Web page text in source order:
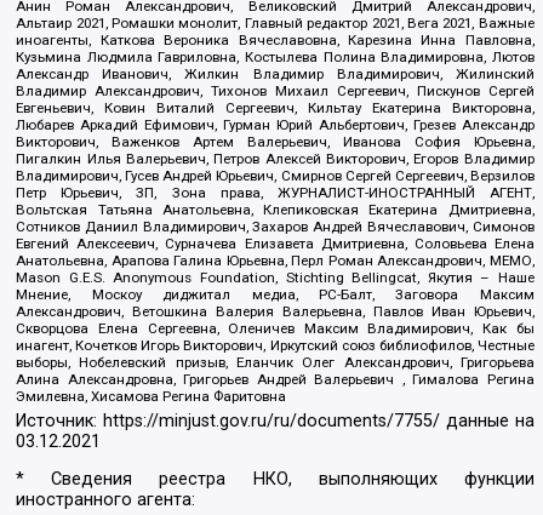
Анин Роман Александрович, Великовский Дмитрий Александрович,
Альтаир 2021, Ромашки монолит, Главный редактор 2021, Вега 2021, Важные
иноагенты, Каткова Вероника Вячеславовна, Карезина Инна Павловна,
Кузьмина Людмила Гавриловна, Костылева Полина Владимировна, Лютов
Александр Иванович, Жилкин Владимир Владимирович, Жилинский
Владимир Александрович, Тихонов Михаил Сергеевич, Пискунов Сергей
Евгеньевич, Ковин Виталий Сергеевич, Кильтау Екатерина Викторовна,
Любарев Аркадий Ефимович, Гурман Юрий Альбертович, Грезев Александр
Викторович, Важенков Артем Валерьевич, Иванова София Юрьевна,
Пигалкин Илья Валерьевич, Петров Алексей Викторович, Егоров Владимир
Владимирович, Гусев Андрей Юрьевич, Смирнов Сергей Сергеевич, Верзилов
Петр Юрьевич, ЗП, Зона права, ЖУРНАЛИСТ-ИНОСТРАННЫЙ АГЕНТ,
Вольтская Татьяна Анатольевна, Клепиковская Екатерина Дмитриевна,
Сотников Даниил Владимирович, Захаров Андрей Вячеславович, Симонов
Евгений Алексеевич, Сурначева Елизавета Дмитриевна, Соловьева Елена
Анатольевна, Арапова Галина Юрьевна, Перл Роман Александрович, МЕМО,
Mason G.E.S. Anonymous Foundation, Stichting Bellingcat, Якутия – Наше
Мнение, Москоу диджитал медиа, РС-Балт, Заговора Максим
Александрович, Ветошкина Валерия Валерьевна, Павлов Иван Юрьевич,
Скворцова Елена Сергеевна, Оленичев Максим Владимирович, Как бы
инагент, Кочетков Игорь Викторович, Иркутский союз библиофилов, Честные
выборы, Нобелевский призыв, Еланчик Олег Александрович, Григорьева
Алина Александровна, Григорьев Андрей Валерьевич , Гималова Регина
Эмилевна, Хисамова Регина Фаритовна
Источник: https://minjust.gov.ru/ru/documents/7755/ данные на
03.12.2021
* Сведения реестра НКО, выполняющих функции
иностранного агента: